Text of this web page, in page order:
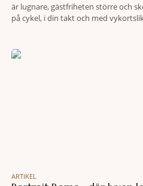
är lugnare, gästfriheten större och
på cykel, i din takt och med
travel när det
ARTIKEL